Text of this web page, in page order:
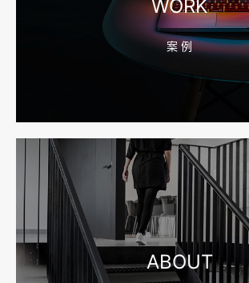
宁波网站建设报价怎么看？合同、源码和后
2026-08-04 17:55:09
宁波制造业网站建设公司怎么选？先看产品
WORK
案 例
ABOUT